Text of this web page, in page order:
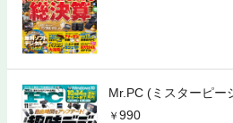
Mr.PC (ミスターピー
990